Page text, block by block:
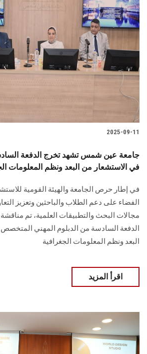
2025-09-11
جامعة عين شمس تشهد تخرج الدفعة
في الاستشعار من البعد ونظم المعلومات
في إطار حرص الجامعة والهيئة القومية
الفضاء على دعم الطلاب والباحثين وتعزيز
مجالات البحث والتطبيقات العلمية، تم
الدفعة السادسة من الدبلوم المهني
البعد ونظم المعلومات الجغرافية
اقرأ المزيد